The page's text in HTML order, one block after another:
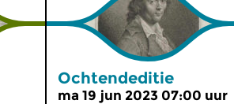
Ochtendeditie
ma 19 jun 2023 07:00 uur